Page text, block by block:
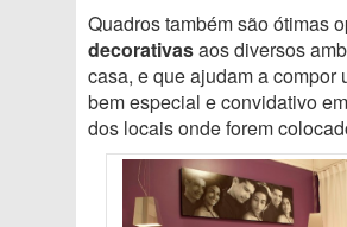
Quadros também são ótimas
decorativasaos diversos
casa, e que ajudam a compor
bem especial e convidativo
dos locais onde forem